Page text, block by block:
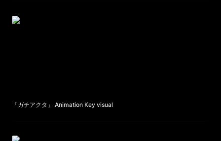
「ガチアクタ」 Animation Key visual
「ガチアクタ」 Animation Key visual